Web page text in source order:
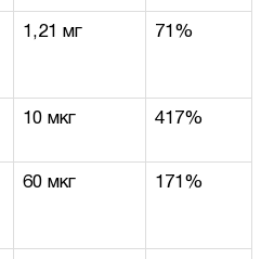
1,21 мг 71%
10 мкг 417%
60 мкг 171%